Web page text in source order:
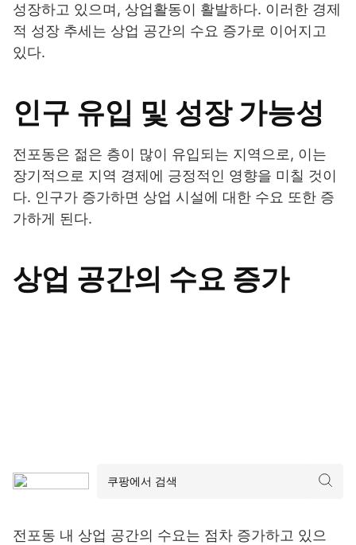
성장하고 있으며, 상업활동이 활발하다. 이러한 경제
적 성장 추세는 상업 공간의 수요 증가로 이어지고
있다.
인구 유입 및 성장 가능성
전포동은 젊은 층이 많이 유입되는 지역으로, 이는
장기적으로 지역 경제에 긍정적인 영향을 미칠 것이
다. 인구가 증가하면 상업 시설에 대한 수요 또한 증
가하게 된다.
상업 공간의 수요 증가
전포동 내 상업 공간의 수요는 점차 증가하고 있으